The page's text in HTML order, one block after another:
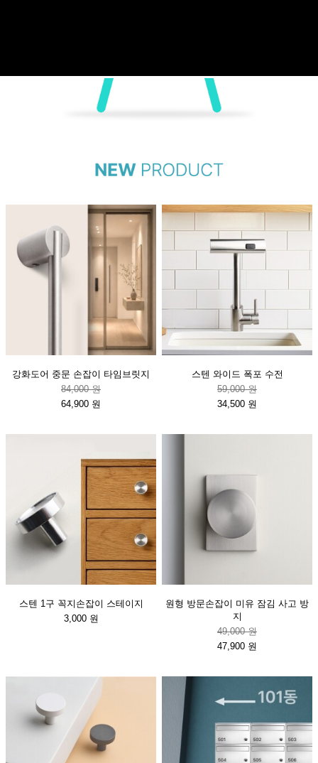
강화도어 중문 손잡이 타임브릿지
84,000 원
64,900 원
스텐 와이드 폭포 수전
59,000 원
34,500 원
스텐 1구 꼭지손잡이 스테이지
3,000 원
원형 방문손잡이 미유 잠김 사고 방
지
49,000 원
47,900 원